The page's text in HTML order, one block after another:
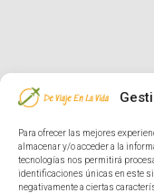
Para ofrecer las mejores
almacenar y/o acceder a la
tecnologías nos permitirá
identificaciones únicas en este
negativamente a ciertas